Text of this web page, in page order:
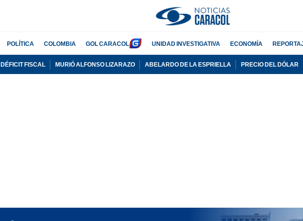
POLÍTICA COLOMBIA GOL CARACOL UNIDAD INVESTIGATIVA ECONOMÍA
DÉFICIT FISCAL MURIÓ ALFONSO LIZARAZO ABELARDO DE LA ESPRIELLA PRECIO DEL DÓLAR